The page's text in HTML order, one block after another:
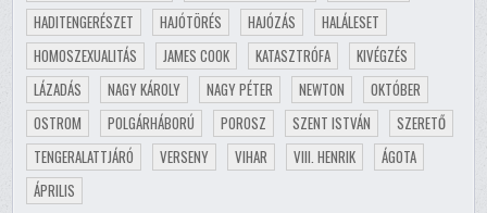
HADITENGERÉSZET
HAJÓTÖRÉS HAJÓZÁS
HALÁLESET
HOMOSZEXUALITÁS
JAMES COOK KATASZTRÓFA
KIVÉGZÉS
LÁZADÁS
NAGY KÁROLY NAGY PÉTER NEWTON
OKTÓBER
OSTROM
POLGÁRHÁBORÚ POROSZ SZENT ISTVÁN
SZERETŐ
TENGERALATTJÁRÓ
VERSENY VIHAR VIII. HENRIK
ÁGOTA
ÁPRILIS